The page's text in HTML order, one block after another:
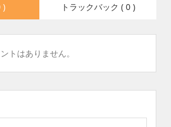
) トラックバック ( 0 )
トはありません。